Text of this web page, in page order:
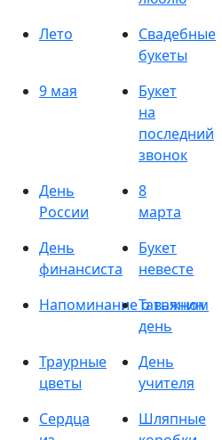
Лето
Свадебные
букеты
9 мая
Букет
на
последний
звонок
День
России
8
марта
День
финансиста
Букет
невесте
Напоминание о важном
Татьянин
день
Траурные
цветы
День
учителя
Сердца
Шляпные